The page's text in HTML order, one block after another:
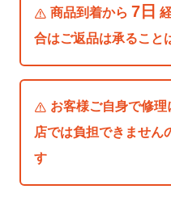
商品到着から 7日
合はご返品は承ること
お客様ご自身で修理
店では負担できません
す